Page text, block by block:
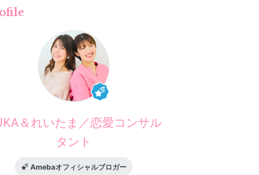
＆れいたま／恋愛コンサル
タント
Amebaオフィシャルブロガー